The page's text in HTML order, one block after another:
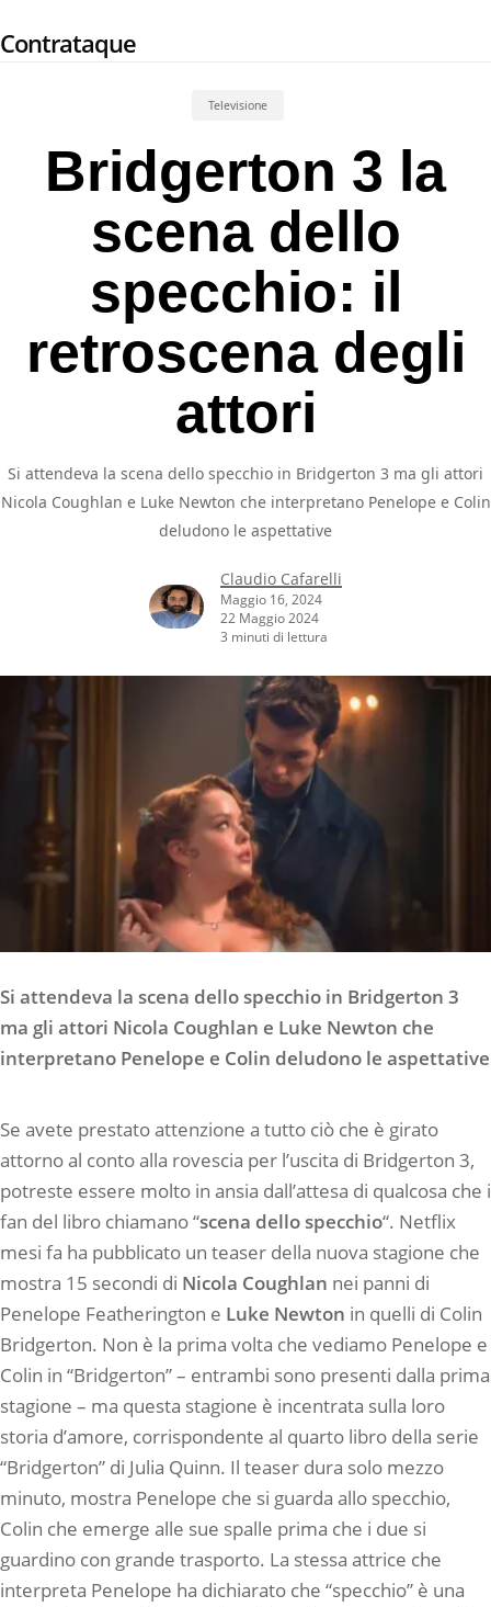
to
Contrataque
Televisione
Bridgerton 3 la
scena dello
specchio: il
retroscena degli
attori
Si attendeva la scena dello specchio in Bridgerton 3 ma gli attori
Nicola Coughlan e Luke Newton che interpretano Penelope e Colin
deludono le aspettative
Claudio Cafarelli
Maggio 16, 2024
22 Maggio 2024
3 minuti di lettura
Si attendeva la scena dello specchio in Bridgerton 3
ma gli attori Nicola Coughlan e Luke Newton che
interpretano Penelope e Colin deludono le aspettative
Se avete prestato attenzione a tutto ciò che è girato
attorno al conto alla rovescia per l’uscita di Bridgerton 3,
potreste essere molto in ansia dall’attesa di qualcosa che i
fan del libro chiamano “scena dello specchio“. Netflix
mesi fa ha pubblicato un teaser della nuova stagione che
mostra 15 secondi di Nicola Coughlan nei panni di
Penelope Featherington e Luke Newton in quelli di Colin
Bridgerton. Non è la prima volta che vediamo Penelope e
Colin in “Bridgerton” – entrambi sono presenti dalla prima
stagione – ma questa stagione è incentrata sulla loro
storia d’amore, corrispondente al quarto libro della serie
“Bridgerton” di Julia Quinn. Il teaser dura solo mezzo
minuto, mostra Penelope che si guarda allo specchio,
Colin che emerge alle sue spalle prima che i due si
guardino con grande trasporto. La stessa attrice che
interpreta Penelope ha dichiarato che “specchio” è una